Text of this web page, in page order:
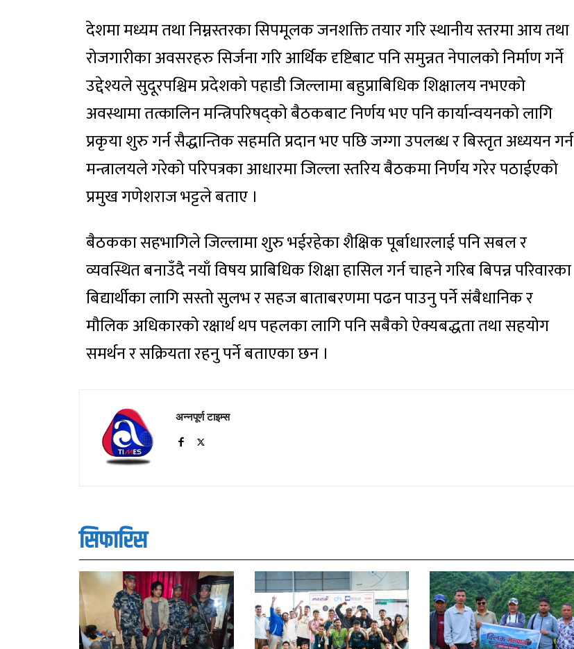
देशमा मध्यम तथा निम्नस्तरका सिपमूलक जनशक्ति तयार गरि स्थानीय स्तरमा आय तथा
रोजगारीका अवसरहरु सिर्जना गरि आर्थिक दृष्टिबाट पनि समुन्नत नेपालको निर्माण गर्ने
उद्देश्यले सुदूरपश्चिम प्रदेशको पहाडी जिल्लामा बहुप्राबिधिक शिक्षालय नभएको
अवस्थामा तत्कालिन मन्त्रिपरिषद्को बैठकबाट निर्णय भए पनि कार्यान्वयनको लागि
प्रकृया शुरु गर्न सैद्धान्तिक सहमति प्रदान भए पछि जग्गा उपलब्ध र बिस्तृत अध्ययन गर्न
मन्त्रालयले गरेको परिपत्रका आधारमा जिल्ला स्तरिय बैठकमा निर्णय गरेर पठाईएको
प्रमुख गणेशराज भट्टले बताए ।
बैठकका सहभागिले जिल्लामा शुरु भईरहेका शैक्षिक पूर्बाधारलाई पनि सबल र
व्यवस्थित बनाउँदै नयाँ विषय प्राबिधिक शिक्षा हासिल गर्न चाहने गरिब बिपन्न परिवारका
बिद्यार्थीका लागि सस्तो सुलभ र सहज बाताबरणमा पढन पाउनु पर्ने संबैधानिक र
मौलिक अधिकारको रक्षार्थ थप पहलका लागि पनि सबैको ऐक्यबद्धता तथा सहयोग
समर्थन र सक्रियता रहनु पर्ने बताएका छन ।
अन्नपूर्ण टाइम्स
सिफारिस